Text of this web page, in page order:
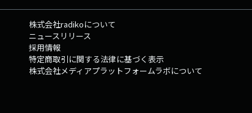
株式会社radikoについて
ニュースリリース
採用情報
特定商取引に関する法律に基づく表示
株式会社メディアプラットフォームラボについて